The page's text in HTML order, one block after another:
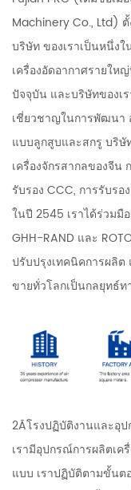
Machinery Co., Ltd)
บริษัท ของเราเป็นหนึ่ง
เครื่องอัดอากาศรายใ
ปัจจุบัน และบริษัทของเ
เชี่ยวชาญในการพัฒนา
แบบลูกสูบและสกรู บริษั
เครื่องจักรสากลของจี
รับรอง CCC, การรับรอ
ในปี 2545 เราได้ร่วมมื
GHH-RAND และ
ปรับปรุงเทคนิคการผลิ
ขายทั่วโลกเป็นกลยุทธ์ท
2Ãโรงปฏิบัติงานและอุ
เรามีอุปกรณ์การผลิตเ
แบบ เราปฏิบัติตามขั้น